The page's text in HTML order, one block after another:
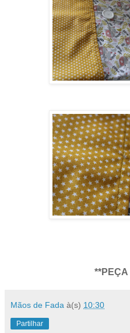
**PEÇA
Mãos de Fada à(s) 10:30
Partilhar